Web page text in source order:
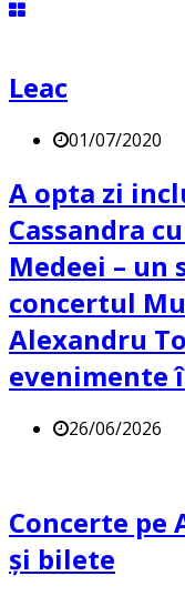
Leac
01/07/2020
A opta zi
Cassandra
Medeei – un
concertul
Alexandru
evenimente
26/06/2026
Concerte pe
și bilete